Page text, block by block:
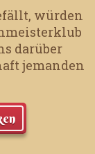
würden
darüber
jemanden